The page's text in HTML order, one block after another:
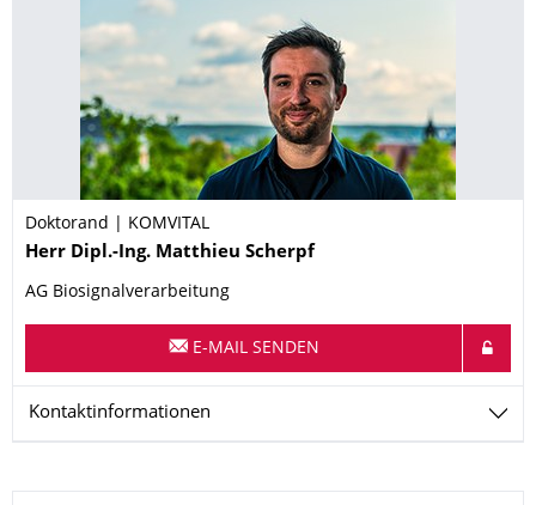
Doktorand | KOMVITAL
Name
Herr Dipl.-Ing. Matthieu Scherpf
AG Biosignalverarbeitung
E-MAIL SENDEN
Kontaktinformationen